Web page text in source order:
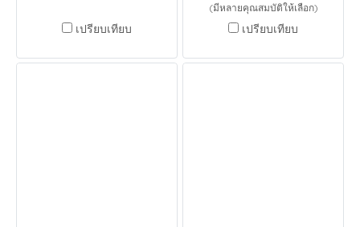
เปรียบเทียบ
(มีหลายคุณสมบัติให้เลือก)
เปรียบเทียบ